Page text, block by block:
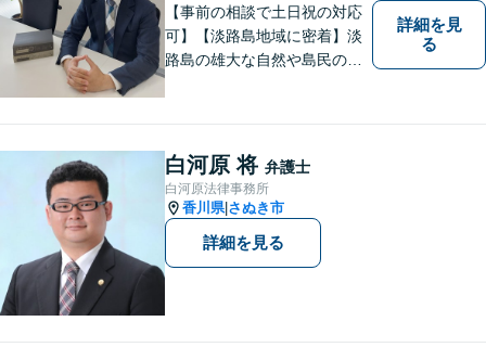
談可】
【事前の相談で土日祝の対応
可】【淡路島地域に密着】淡
路島の雄大な自然や島民の
力で励んでおります。事前の
ご相談で土日祝・時間外対応
が可能です。
詳細を見
る
白河原 将 弁護士
白河原法律事務所
香川県| さぬき市
詳細を見る